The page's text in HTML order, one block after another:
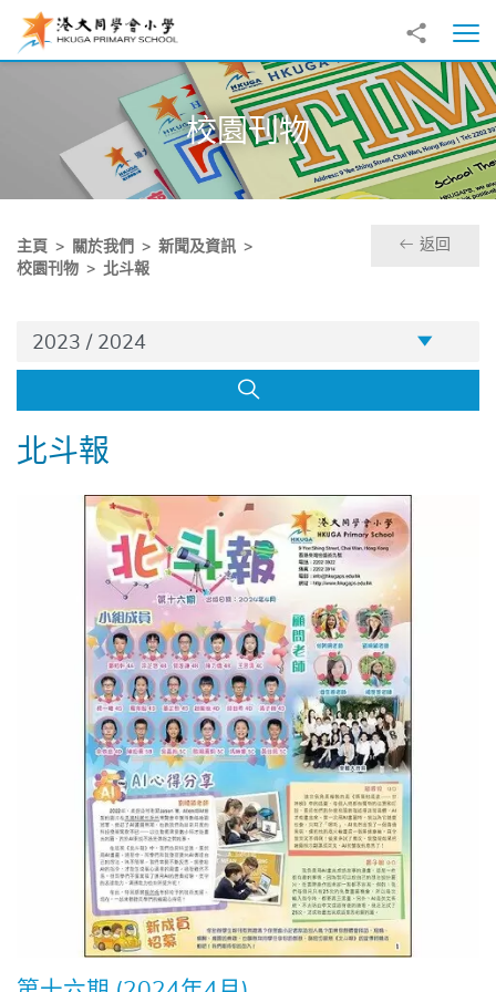
跳至主內容
分享到
打
校園刊物
主頁 關於我們
新聞及資訊
校園刊物
北斗報
返回
北斗報
2023 / 2024
搜尋